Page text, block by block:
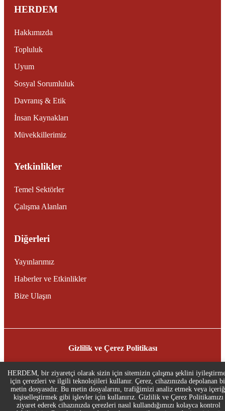
HERDEM
Hakkımızda
Topluluk
Uyum
Sosyal Sorumluluk
Davranış & Etik
İnsan Kaynakları
Müvekkillerimiz
Yetkinlikler
Temel Sektörler
Çalışma Alanları
Diğerleri
Yayınlarımız
Haberler ve Etkinlikler
Bize Ulaşın
Gizlilik ve Çerez Politikası
desteklenmektedirStingreys
HERDEM, bir ziyaretçi olarak sizin için sitemizin çalışma şeklini
için çerezleri ve ilgili teknolojileri kullanır. Çerez, cihazınızda depolanan
metin dosyasıdır. Bu metin dosyalarını, trafiğimizi analiz etmek veya
kişiselleştirmek gibi işlevler için kullanırız. Gizlilik ve Çerez Politikamızı
ziyaret ederek cihazınızda çerezleri nasıl kullandığımızı kolayca kontrol